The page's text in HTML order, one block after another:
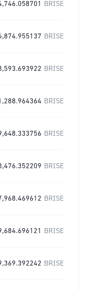
BRISE
BRISE
BRISE
BRISE
BRISE
BRISE
BRISE
BRISE
BRISE